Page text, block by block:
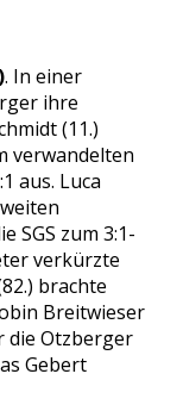
. In einer
ihre
(11.)
verwandelten
aus. Luca
SGS zum 3:1-
verkürzte
brachte
Breitwieser
die Otzberger
Gebert